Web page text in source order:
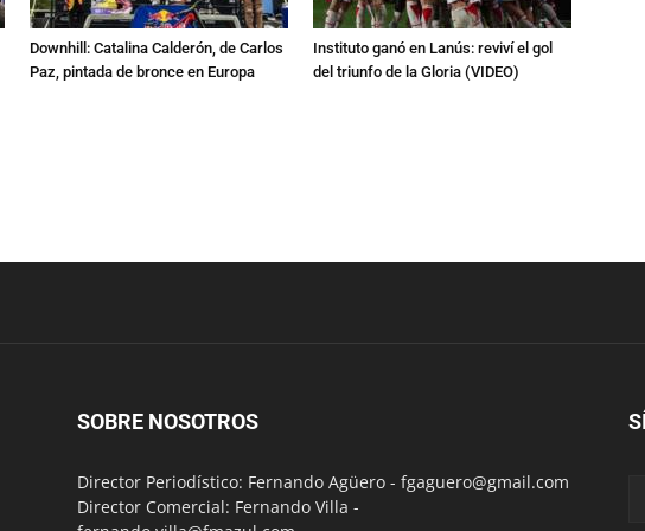
Downhill: Catalina Calderón, de Carlos
Paz, pintada de bronce en Europa
Instituto ganó en Lanús: reviví el gol
del triunfo de la Gloria (VIDEO)
SOBRE NOSOTROS
Director Periodístico: Fernando Agüero - fgaguero@gmail.com
Director Comercial: Fernando Villa -